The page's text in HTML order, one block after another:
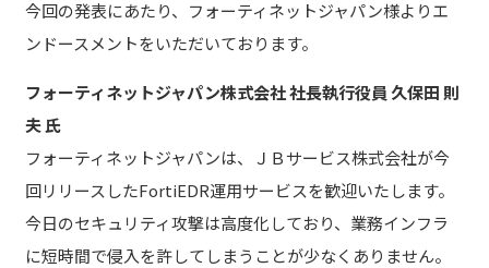
今回の発表にあたり、フォーティネットジャパン様よりエ
ンドースメントをいただいております。
フォーティネットジャパン株式会社 社長執行役員 久保田 則
夫 氏
フォーティネットジャパンは、ＪＢサービス株式会社が今
回リリースしたFortiEDR運用サービスを歓迎いたします。
今日のセキュリティ攻撃は高度化しており、業務インフラ
に短時間で侵入を許してしまうことが少なくありません。